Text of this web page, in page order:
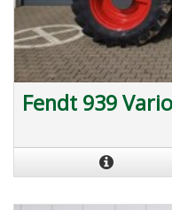
Fendt 939